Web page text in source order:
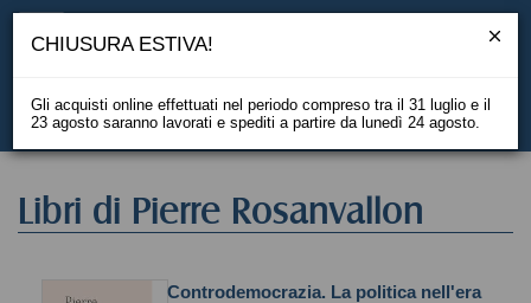
EN
Libri di Pierre Rosanvallon
Controdemocrazia. La politica nell'era
CHIUSURA ESTIVA!
Gli acquisti online effettuati nel periodo compreso tra il 31 luglio e il
23 agosto saranno lavorati e spediti a partire da lunedì 24 agosto.